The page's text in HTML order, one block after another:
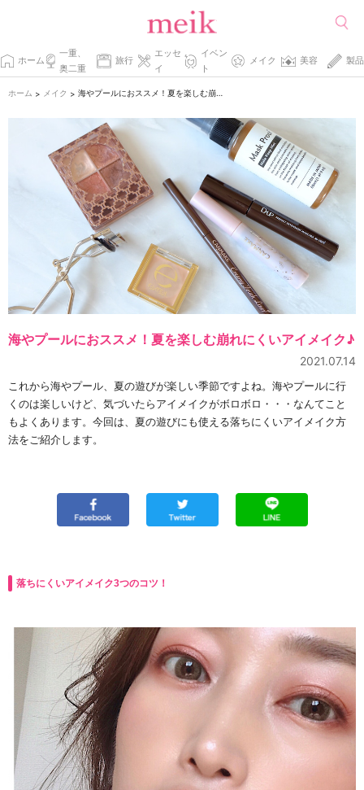
ホーム
一重、
奥二重
旅行
エッセ
イ
イベン
ト
メイク 美容 製品
ホーム > メイク > 海やプールにおススメ！夏を楽しむ崩れにくいアイメイク♪
海やプールにおススメ！夏を楽しむ崩れにくいアイメイク♪
2021.07.14
これから海やプール、夏の遊びが楽しい季節ですよね。海やプールに行
くのは楽しいけど、気づいたらアイメイクがボロボロ・・・なんてこと
もよくあります。今回は、夏の遊びにも使える落ちにくいアイメイク方
法をご紹介します。
落ちにくいアイメイク3つのコツ！